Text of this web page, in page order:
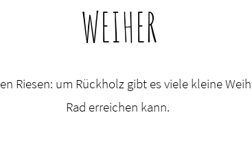
WEIHER
Riesen: um Rückholz gibt es viele kleine
Rad erreichen kann.